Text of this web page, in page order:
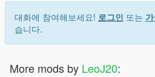
대화에 참여해보세요! 로그인 또는
습니다.
More mods by LeoJ20: